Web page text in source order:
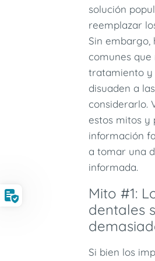
solución
reemplazar
Sin embargo,
comunes que
tratamiento y
disuaden a
considerarlo.
estos mitos y
información
a tomar una
informada.
Mito #1:
dentales
Si bien los